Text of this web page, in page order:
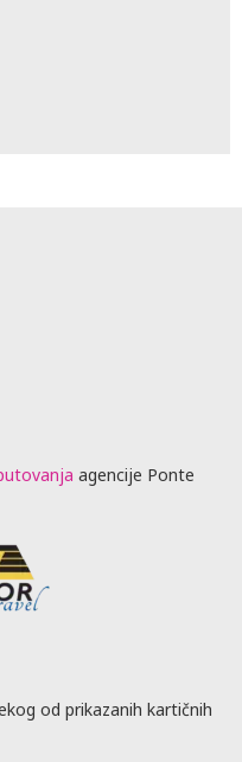
agencije Ponte
od prikazanih kartičnih